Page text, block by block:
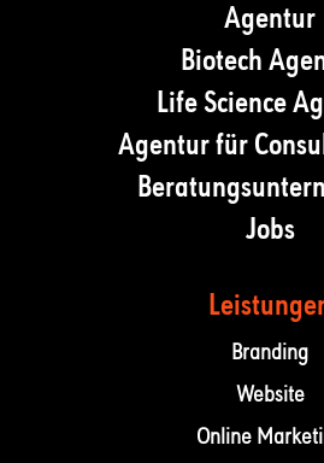
Agentur
Biotech
Life Science
Agentur für
Jobs
Branding
Website
Online